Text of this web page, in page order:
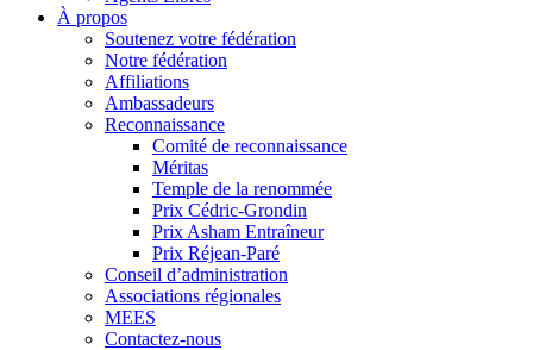
À propos
Soutenez votre fédération
Notre fédération
Affiliations
Ambassadeurs
Reconnaissance
Comité de reconnaissance
Méritas
Temple de la renommée
Prix Cédric-Grondin
Prix Asham Entraîneur
Prix Réjean-Paré
Conseil d’administration
Associations régionales
MEES
Contactez-nous